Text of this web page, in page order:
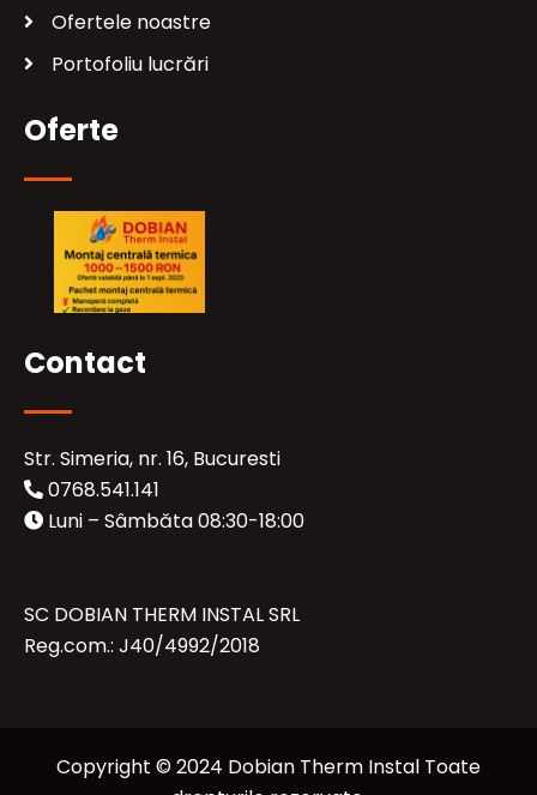
Ofertele noastre
Portofoliu lucrări
Oferte
Contact
Str. Simeria, nr. 16, Bucuresti
0768.541.141
Luni – Sâmbăta 08:30-18:00
SC DOBIAN THERM INSTAL SRL
Reg.com.: J40/4992/2018
Copyright © 2024 Dobian Therm Instal Toate